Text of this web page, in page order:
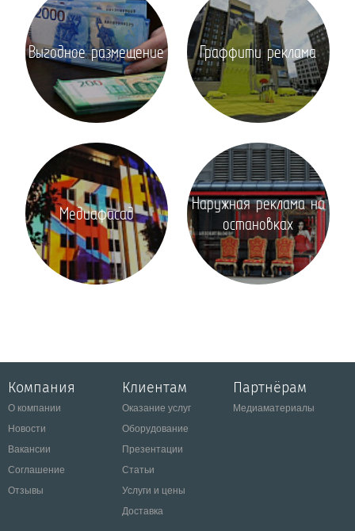
Выгодное размещение Граффити реклама
Медиафасад
Наружная реклама на
остановках
Компания
О компании
Новости
Вакансии
Соглашение
Отзывы
Клиентам
Оказание услуг
Оборудование
Презентации
Статьи
Услуги и цены
Доставка
Партнёрам
Медиаматериалы